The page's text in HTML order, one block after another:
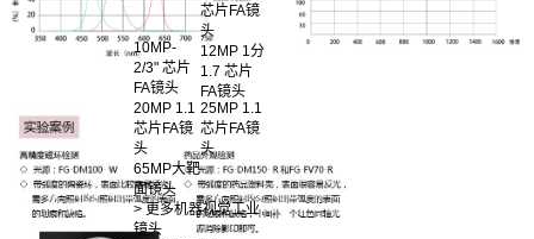
芯片FA镜
头
10MP-
2/3" 芯片
FA镜头
12MP 1分
1.7 芯片
FA镜头
20MP 1.1
芯片FA镜
头
25MP 1.1
芯片FA镜
头
65MP大靶
面镜头
> 更多机器视觉工业
镜头